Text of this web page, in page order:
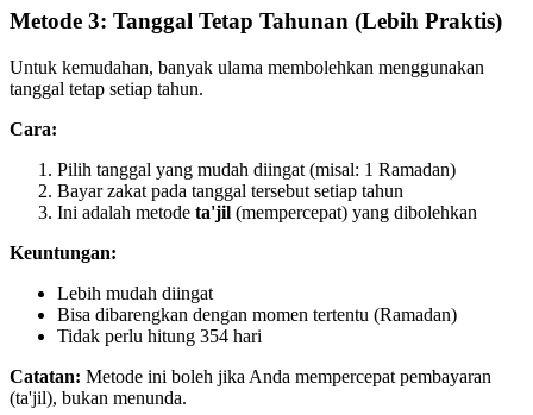
Metode 3: Tanggal Tetap Tahunan (Lebih Praktis)
Untuk kemudahan, banyak ulama membolehkan menggunakan
tanggal tetap setiap tahun.
Cara:
Pilih tanggal yang mudah diingat (misal: 1 Ramadan)
Bayar zakat pada tanggal tersebut setiap tahun
Ini adalah metode ta'jil (mempercepat) yang dibolehkan
Keuntungan:
Lebih mudah diingat
Bisa dibarengkan dengan momen tertentu (Ramadan)
Tidak perlu hitung 354 hari
Catatan: Metode ini boleh jika Anda mempercepat pembayaran
(ta'jil), bukan menunda.